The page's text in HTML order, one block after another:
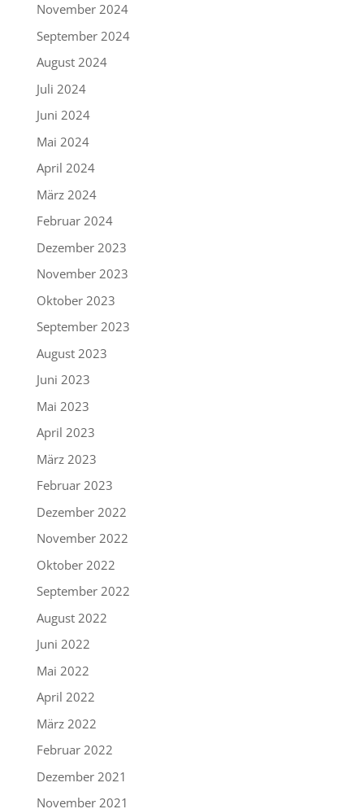
November 2024
September 2024
August 2024
Juli 2024
Juni 2024
Mai 2024
April 2024
März 2024
Februar 2024
Dezember 2023
November 2023
Oktober 2023
September 2023
August 2023
Juni 2023
Mai 2023
April 2023
März 2023
Februar 2023
Dezember 2022
November 2022
Oktober 2022
September 2022
August 2022
Juni 2022
Mai 2022
April 2022
März 2022
Februar 2022
Dezember 2021
November 2021